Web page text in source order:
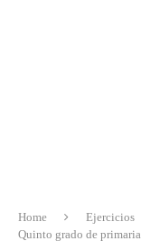
Home Ejercicios
Quinto grado de primaria